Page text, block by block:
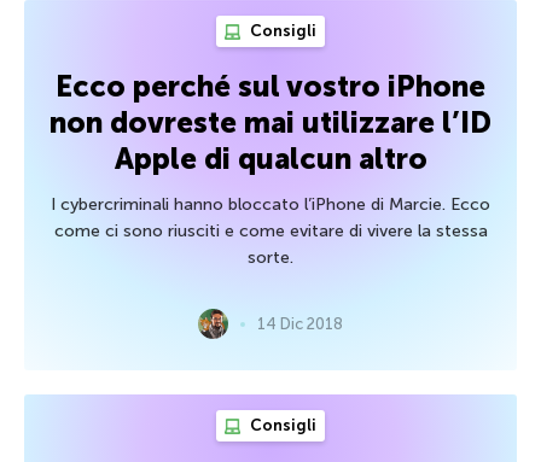
Consigli
Ecco perché sul vostro iPhone
non dovreste mai utilizzare l’ID
Apple di qualcun altro
I cybercriminali hanno bloccato l’iPhone di Marcie. Ecco
come ci sono riusciti e come evitare di vivere la stessa
sorte.
14 Dic 2018
Consigli